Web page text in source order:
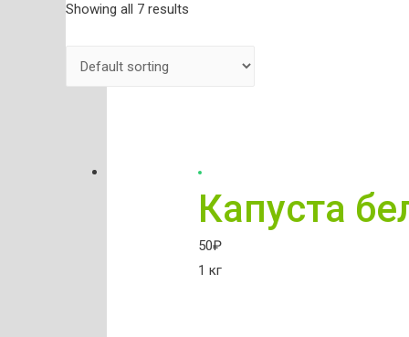
Showing all 7 results
Капуста
50₽
1 кг